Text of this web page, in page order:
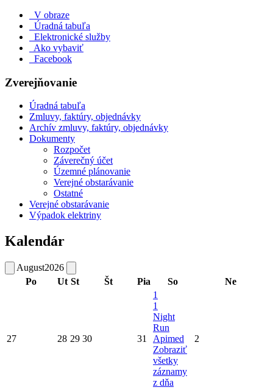
V obraze
Úradná tabuľa
Elektronické služby
Ako vybaviť
Facebook
Zverejňovanie
Úradná tabuľa
Zmluvy, faktúry, objednávky
Archív zmluvy, faktúry, objednávky
Dokumenty
Rozpočet
Záverečný účet
Územné plánovanie
Verejné obstarávanie
Ostatné
Verejné obstarávanie
Výpadok elektriny
Kalendár
August2026
Po
Ut St Št Pia So Ne
27 28 29 30 31
1
1
Night
Run
Apimed
Zobraziť
všetky
záznamy
z dňa
2